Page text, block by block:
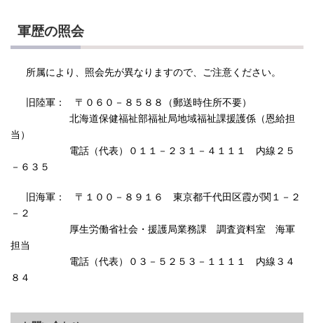
軍歴の照会
所属により、照会先が異なりますので、ご注意ください。
旧陸軍： 〒０６０－８５８８（郵送時住所不要）
北海道保健福祉部福祉局地域福祉課援護係（恩給担
当）
電話（代表）０１１－２３１－４１１１ 内線２５
－６３５
旧海軍： 〒１００－８９１６ 東京都千代田区霞が関１－２
－２
厚生労働省社会・援護局業務課 調査資料室 海軍
担当
電話（代表）０３－５２５３－１１１１ 内線３４
８４